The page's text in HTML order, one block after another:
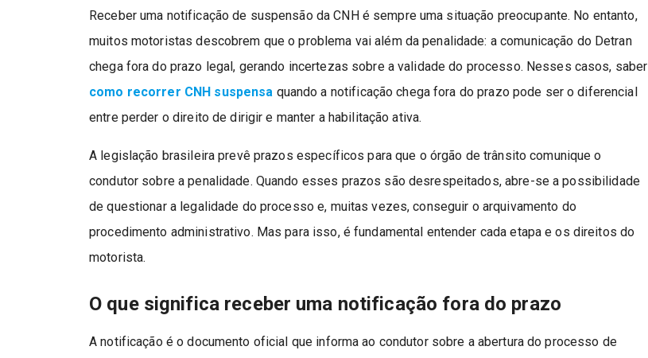
Receber uma notificação de suspensão da CNH é sempre uma situação preocupante. No entanto,
muitos motoristas descobrem que o problema vai além da penalidade: a comunicação do Detran
chega fora do prazo legal, gerando incertezas sobre a validade do processo. Nesses casos, saber
como recorrer CNH suspensa quando a notificação chega fora do prazo pode ser o diferencial
entre perder o direito de dirigir e manter a habilitação ativa.
A legislação brasileira prevê prazos específicos para que o órgão de trânsito comunique o
condutor sobre a penalidade. Quando esses prazos são desrespeitados, abre-se a possibilidade
de questionar a legalidade do processo e, muitas vezes, conseguir o arquivamento do
procedimento administrativo. Mas para isso, é fundamental entender cada etapa e os direitos do
motorista.
O que significa receber uma notificação fora do prazo
A notificação é o documento oficial que informa ao condutor sobre a abertura do processo de